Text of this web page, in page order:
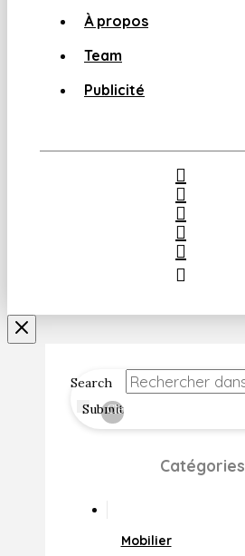
À propos
Team
Publicité
Search
Submit
Clear
Catégories
Mobilier